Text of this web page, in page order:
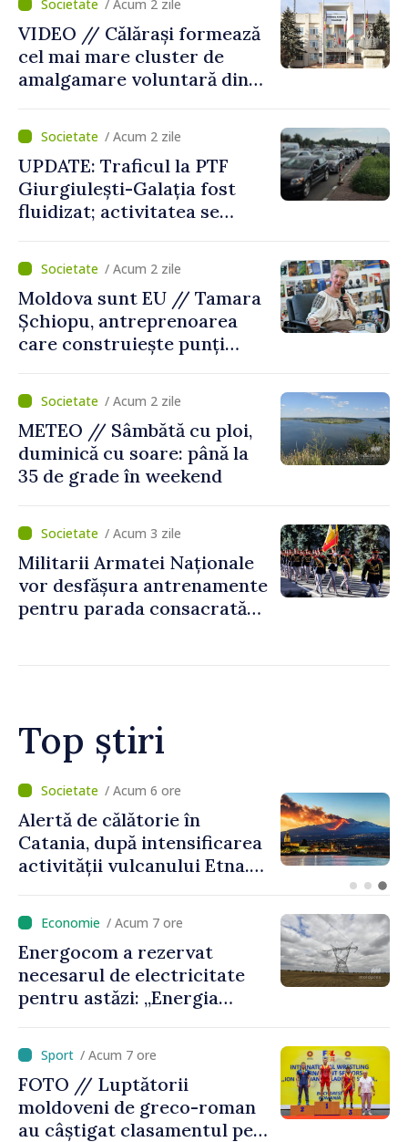
/ Acum 2 zile
VIDEO // Călărași formează
cel mai mare cluster de
amalgamare voluntară din
orășenesc a aprobat decizia
finală
/ Acum 2 zile
UPDATE: Traficul la PTF
Giurgiulești-Galația fost
fluidizat; activitatea se
normale
/ Acum 2 zile
Moldova sunt EU // Tamara
Șchiopu, antreprenoarea
care construiește punți
Republica Moldova
/ Acum 2 zile
METEO // Sâmbătă cu ploi,
duminică cu soare: până la
35 de grade în weekend
/ Acum 3 zile
Militarii Armatei Naționale
vor desfășura antrenamente
pentru parada consacrată
Top știri
/ Acum 54 minute
Prim-ministrul Vasile Tofan
a discutat cu omologul său
lituanian despre avansarea
Republicii Moldova
/ Acum 7 ore
Energocom a rezervat
necesarul de electricitate
pentru astăzi: „Energia
externe continuă să fie mai
scumpă, în special în orele
de vârf”
/ Acum 7 ore
FOTO // Luptătorii
moldoveni de greco-roman
au câștigat clasamentul pe